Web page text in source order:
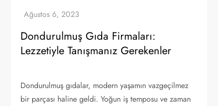
Dondurulmuş Gıda Firmaları:
Lezzetiyle Tanışmanız Gerekenler
Dondurulmuş gıdalar, modern yaşamın vazgeçilmez
bir parçası haline geldi. Yoğun iş temposu ve zaman